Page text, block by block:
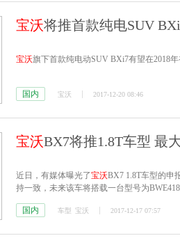
宝沃将推首款纯电SUV
宝沃旗下首款纯电动SUV BXi7有望在2018
国内 宝沃 2017-12-20 08:46
宝沃BX7将推1.8T车型 最
近日，有媒体曝光了宝沃BX7 1.8T车型的申
持一致，未来该车将搭载一台型号为
国内 车型 宝沃 2017-12-17 07:57